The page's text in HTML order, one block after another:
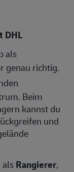
DHL
als
genau richtig.
Beim
kannst du
und
alsRangierer,